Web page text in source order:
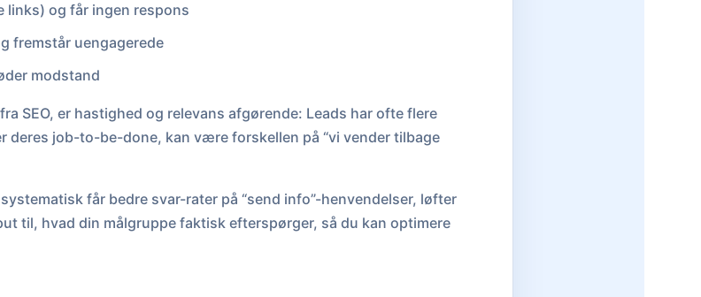
links) og får ingen respons
fremstår uengagerede
modstand
SEO, er hastighed og relevans afgørende: Leads har ofte flere
deres job-to-be-done, kan være forskellen på “vi vender tilbage
får bedre svar-rater på “send info”-henvendelser, løfter
til, hvad din målgruppe faktisk efterspørger, så du kan optimere